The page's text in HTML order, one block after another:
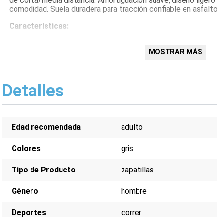
comodidad. Suela duradera para tracción confiable en
Características:
MOSTRAR MÁS
Detalles
Edad recomendada adulto
Colores gris
Tipo de Producto zapatillas
Género hombre
Deportes correr